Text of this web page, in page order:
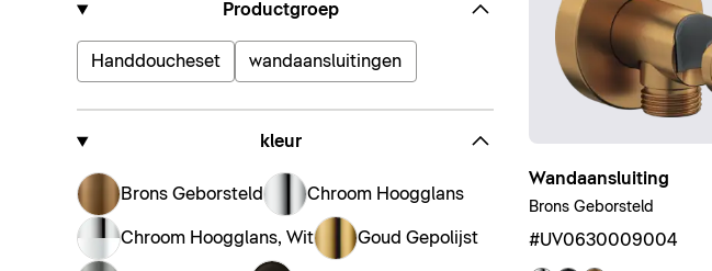
Productgroep
Handdoucheset wandaansluitingen
kleur
Brons Geborsteld Chroom Hoogglans
Chroom Hoogglans, Wit Goud Gepolijst
Wandaansluiting
Brons Geborsteld
#UV0630009004